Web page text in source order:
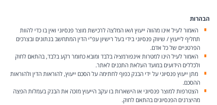
הבהרות
האמור לעיל אינו מהווה ייעוץ ו/או המלצה לרכישת מוצר פנסיוני ואין בו כדי להוות
תחליף לייעוץ / שיווק פנסיוני בידי בעל רישיון עפ"י הדין המתחשב בנתונים ובצרכים
הפרטניים של כל אדם.
האמור לעיל הינו למטרות אינפורמציה בלבד ומובא כחומר רקע בלבד, בהתאם לחוק
ולכללים הידועים במועד העלאת התכנים לאתר.
מתן ייעוץ פנסיוני על ידי הבנק כפוף לחתימה על הסכם ייעוץ, להוראות הדין ולהוראות
ההסכם.
הצטרפות למוצר פנסיוני או הישארות בו עקב הייעוץ מזכה את הבנק בעמלות הפצה
מהיצרנים הפנסיונים בהתאם לחוק.